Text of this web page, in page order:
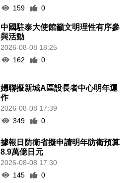
159
0
中國駐泰大使館籲文明理性有序參
與活動
2026-08-08 18:25
162
0
婦聯擬新城A區設長者中心明年運
作
2026-08-08 17:39
349
0
據報日防衛省擬申請明年防衛預算
8.9萬億日元
2026-08-08 17:30
145
0